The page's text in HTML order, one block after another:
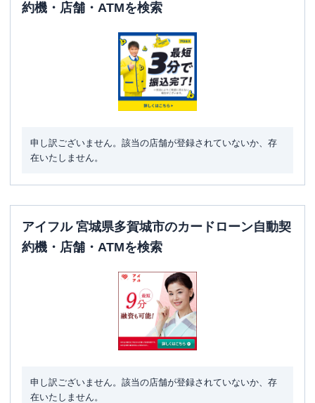
約機・店舗・ATMを検索
申し訳ございません。該当の店舗が登録されていないか、存
在いたしません。
アイフル 宮城県多賀城市のカードローン自動契
約機・店舗・ATMを検索
申し訳ございません。該当の店舗が登録されていないか、存
在いたしません。